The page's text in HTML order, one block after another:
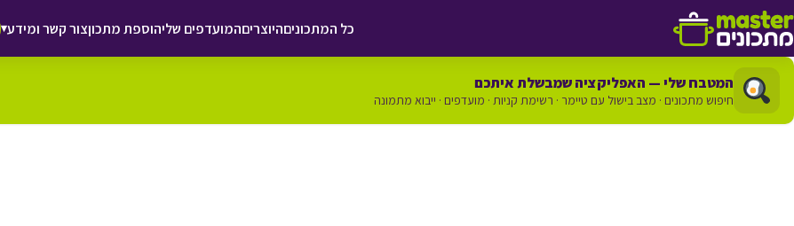
דלג לתוכן
כל המתכוניםהיוצריםהמועדפים שליהוספת מתכוןצור קשר ומידע▾
המטבח שלי — האפליקציה שמבשלת איתכם
חיפוש מתכונים · מצב בישול עם טיימר · רשימת קניות · מועדפים · ייבוא מתמונה